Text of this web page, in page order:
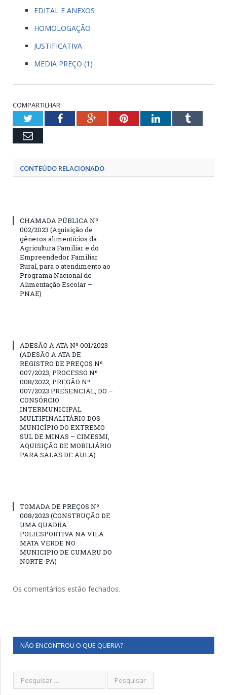
EDITAL E ANEXOS
HOMOLOGAÇÃO
JUSTIFICATIVA
MEDIA PREÇO (1)
COMPARTILHAR:
TwitterFacebookGoogle+PinterestLinkedInTumblr
Email
CONTEÚDO RELACIONADO
CHAMADA PÚBLICA Nº
002/2023 (Aquisição de
gêneros alimentícios da
Agricultura Familiar e do
Empreendedor Familiar
Rural, para o atendimento ao
Programa Nacional de
Alimentação Escolar –
PNAE)
ADESÃO A ATA Nº 001/2023
(ADESÃO A ATA DE
REGISTRO DE PREÇOS Nº
007/2023, PROCESSO Nº
008/2022, PREGÃO Nº
007/2023 PRESENCIAL, DO –
CONSÓRCIO
INTERMUNICIPAL
MULTIFINALITÁRIO DOS
MUNICÍPIO DO EXTREMO
SUL DE MINAS – CIMESMI,
AQUISIÇÃO DE MOBILIÁRIO
PARA SALAS DE AULA)
TOMADA DE PREÇOS Nº
008/2023 (CONSTRUÇÃO DE
UMA QUADRA
POLIESPORTIVA NA VILA
MATA VERDE NO
MUNICIPIO DE CUMARU DO
NORTE-PA)
Os comentários estão fechados.
NÃO ENCONTROU O QUE QUERIA?